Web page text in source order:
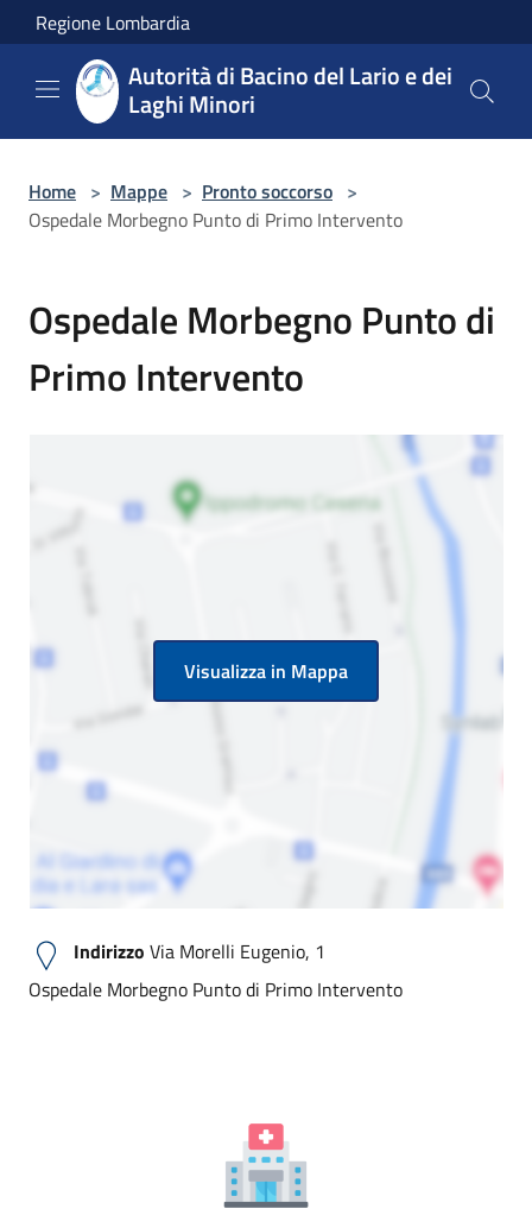
Salta al contenuto principale
Regione Lombardia
Autorità di Bacino del Lario e dei
Laghi Minori
Home > Mappe > Pronto soccorso >
Ospedale Morbegno Punto di Primo Intervento
Ospedale Morbegno Punto di
Primo Intervento
Visualizza in Mappa
Indirizzo Via Morelli Eugenio, 1
Ospedale Morbegno Punto di Primo Intervento